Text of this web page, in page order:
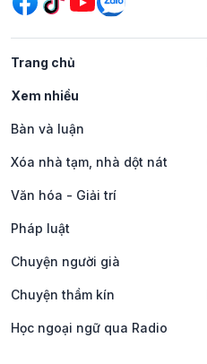
Trang chủ
Xem nhiều
Bàn và luận
Xóa nhà tạm, nhà dột nát
Văn hóa - Giải trí
Pháp luật
Chuyện người già
Chuyện thầm kín
Học ngoại ngữ qua Radio